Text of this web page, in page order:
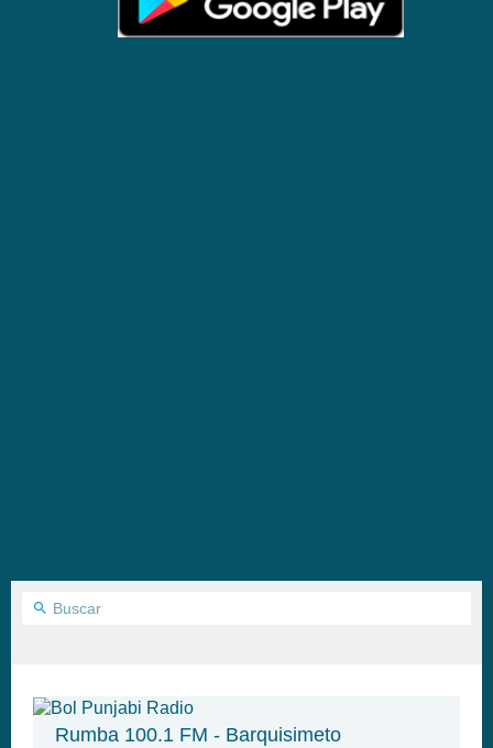
Rumba 100.1 FM - Barquisimeto